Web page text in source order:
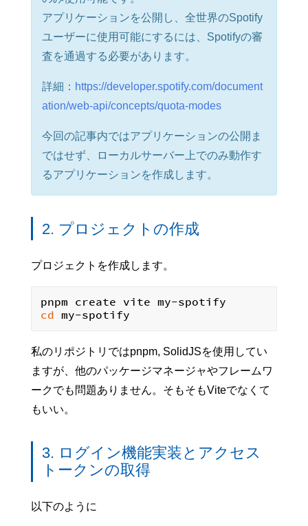
アプリケーションを公開し、全世界のSpotify
ユーザーに使用可能にするには、Spotifyの審
査を通過する必要があります。
詳細： https://developer.spotify.com/document
ation/web-api/concepts/quota-modes
今回の記事内ではアプリケーションの公開ま
ではせず、ローカルサーバー上でのみ動作す
るアプリケーションを作成します。
2. プロジェクトの作成
プロジェクトを作成します。
cd
私のリポジトリではpnpm, SolidJSを使用してい
ますが、他のパッケージマネージャやフレームワ
ークでも問題ありません。そもそもViteでなくて
もいい。
3. ログイン機能実装とアクセス
トークンの取得
以下のように